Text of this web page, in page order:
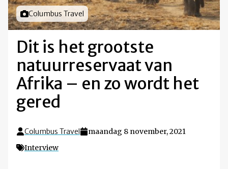
Foto door
Columbus Travel
Dit is het grootste
natuurreservaat van
Afrika – en zo wordt het
gered
Columbus Travel
maandag 8 november, 2021
Interview